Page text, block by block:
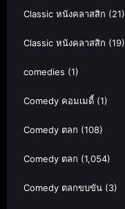
Classic หนังคลาสสิก (21)
Classic หนังคลาสสิก (19)
comedies (1)
Comedy คอมเมดี้ (1)
Comedy ตลก (108)
Comedy ตลก (1,054)
Comedy ตลกขบขัน (3)